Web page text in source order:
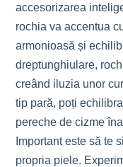
accesorizarea
rochia va accentua
armonioasă și
dreptunghiulare,
creând iluzia unor
tip pară, poți
pereche de cizme
Important este să te
propria piele.